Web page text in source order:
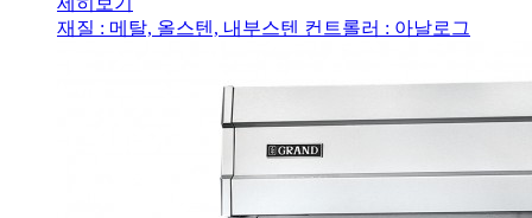
재질 : 메탈, 올스텐, 내부스텐 컨트롤러 : 아날로그